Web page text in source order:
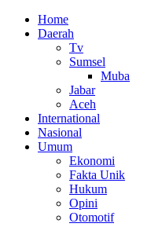
Home
Daerah
Tv
Sumsel
Muba
Jabar
Aceh
International
Nasional
Umum
Ekonomi
Fakta Unik
Hukum
Opini
Otomotif